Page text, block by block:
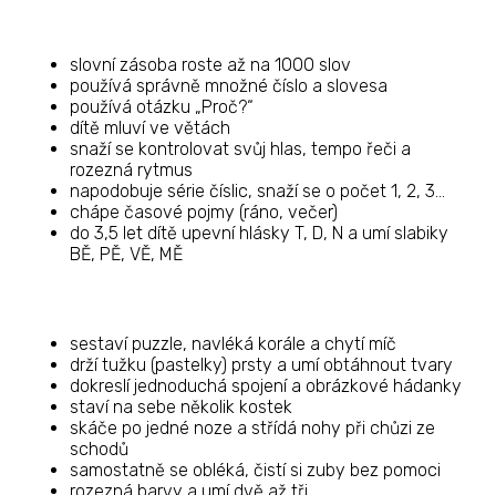
slovní zásoba roste až na 1000 slov
používá správně množné číslo a slovesa
používá otázku „Proč?“
dítě mluví ve větách
snaží se kontrolovat svůj hlas, tempo řeči a
rozezná rytmus
napodobuje série číslic, snaží se o počet 1, 2, 3…
chápe časové pojmy (ráno, večer)
do 3,5 let dítě upevní hlásky T, D, N a umí slabiky
BĚ, PĚ, VĚ, MĚ
sestaví puzzle, navléká korále a chytí míč
drží tužku (pastelky) prsty a umí obtáhnout tvary
dokreslí jednoduchá spojení a obrázkové hádanky
staví na sebe několik kostek
skáče po jedné noze a střídá nohy při chůzi ze
schodů
samostatně se obléká, čistí si zuby bez pomoci